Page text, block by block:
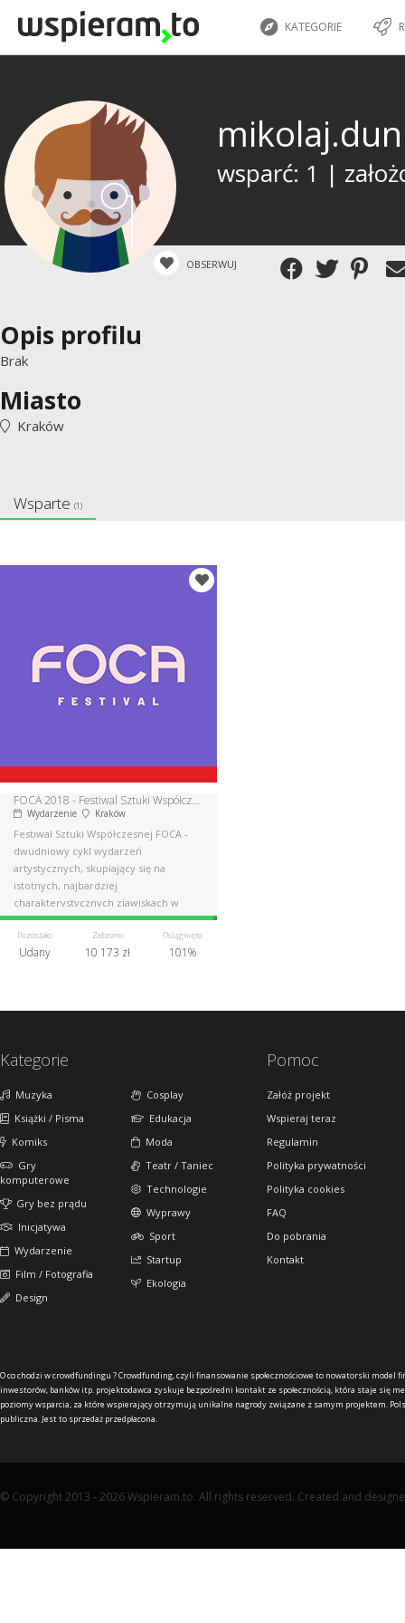
KATEGORIE
wsparć: 1 |
OBSERWUJ
Opis profilu
Brak
Miasto
Kraków
Wsparte (1)
FOCA 2018 - Festiwal Sztuki Współczesnej w Krakowie
Wydarzenie Kraków
Festiwal Sztuki Współczesnej FOCA -
dwudniowy cykl wydarzeń
artystycznych, skupiający się na
istotnych, najbardziej
charakterystycznych zjawiskach w
dzisiejszej sztuce.
Pozostało
Udany
Zebrano
10 173 zł
Osiągnięto
101%
Kategorie
Muzyka
Książki / Pisma
Komiks
Gry
komputerowe
Gry bez prądu
Inicjatywa
Wydarzenie
Film / Fotografia
Design
Cosplay
Edukacja
Moda
Teatr / Taniec
Technologie
Wyprawy
Sport
Startup
Ekologia
Pomoc
Załóż projekt
Wspieraj teraz
Regulamin
Polityka prywatności
Polityka cookies
FAQ
Do pobrania
Kontakt
O co chodzi w crowdfundingu ?Crowdfunding, czyli finansowanie społecznościowe to nowatorski model
inwestorów, banków itp. projektodawca zyskuje bezpośredni kontakt ze społecznością, która staje się
poziomy wsparcia, za które wspierający otrzymują unikalne nagrody związane z samym projektem.
publiczna. Jest to sprzedaż przedpłacona.
© Copyright 2013 - 2026 Wspieram.to. All rights reserved. Created and